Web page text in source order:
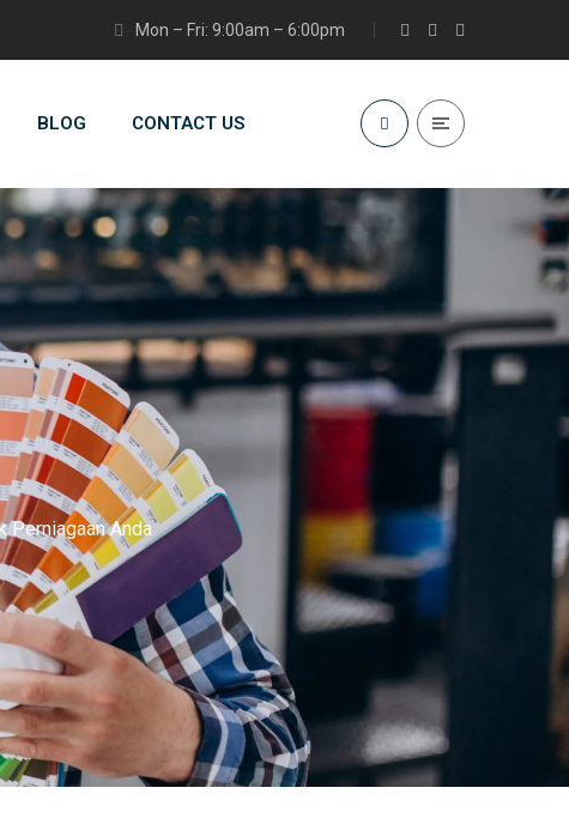
Mon – Fri: 9:00am – 6:00pm
BLOG CONTACT US
Perniagaan Anda